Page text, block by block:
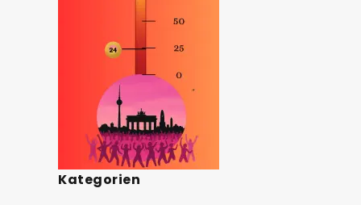
Kategorien